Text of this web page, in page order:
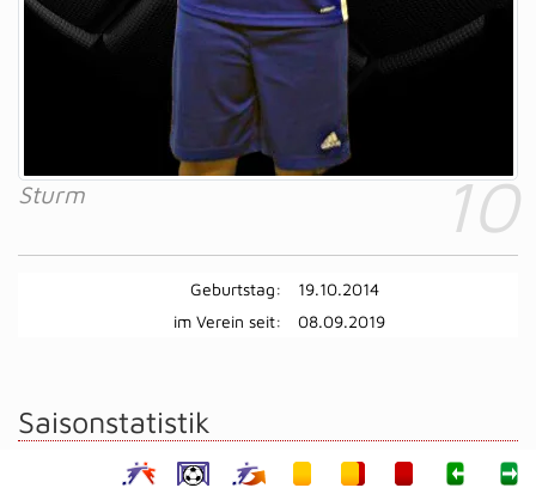
10
Sturm
Geburtstag:
19.10.2014
im Verein seit:
08.09.2019
Saisonstatistik